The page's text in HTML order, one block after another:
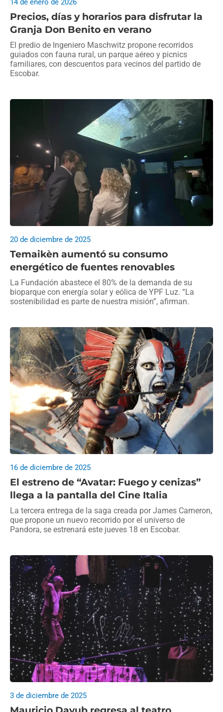
Precios, días y horarios para disfrutar la
Granja Don Benito en verano
14 de enero de 2026
El predio de Ingeniero Maschwitz propone recorridos
guiados con fauna rural, un parque aéreo y picnics
familiares, con descuentos para vecinos del partido de
Escobar.
Temaikèn aumentó su consumo
energético de fuentes renovables
20 de diciembre de 2025
La Fundación abastece el 80% de la demanda de su
bioparque con energía solar y eólica de YPF Luz. “La
sostenibilidad es parte de nuestra misión”, afirman.
El estreno de “Avatar: Fuego y cenizas”
llega a la pantalla del Cine Italia
16 de diciembre de 2025
La tercera entrega de la saga creada por James Cameron,
que propone un nuevo recorrido por el universo de
Pandora, se estrenará este jueves 18 en Escobar.
3 de diciembre de 2025